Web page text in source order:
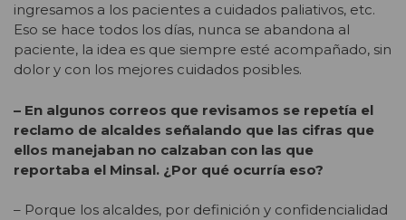
ingresamos a los pacientes a cuidados paliativos, etc.
Eso se hace todos los días, nunca se abandona al
paciente, la idea es que siempre esté acompañado, sin
dolor y con los mejores cuidados posibles.
– En algunos correos que revisamos se repetía el
reclamo de alcaldes señalando que las cifras que
ellos manejaban no calzaban con las que
reportaba el Minsal. ¿Por qué ocurría eso?
– Porque los alcaldes, por definición y confidencialidad